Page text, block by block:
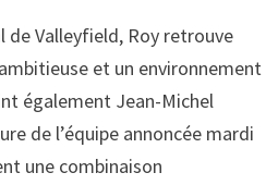
de Valleyfield, Roy retrouve
et un environnement
également Jean-Michel
de l’équipe annoncée mardi
une combinaison